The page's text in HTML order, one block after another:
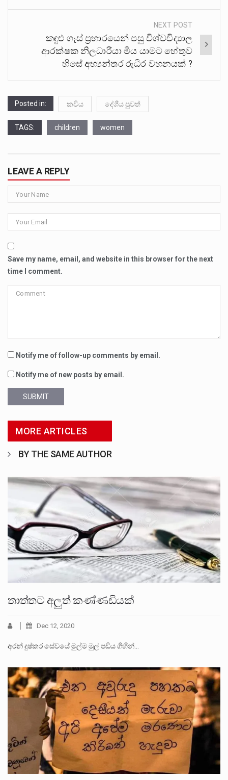
NEXT POST
කඳුළු ගෑස් ප්‍රහාරයෙන් පසු විශ්වවිද්‍යාල
ආරක්ෂක නිලධාරියා මිය යාමට හේතුව
හිසේ අභ්‍යන්තර රුධිර වහනයක් ?
Posted in: කවිය දේශීය පුවත්
TAGS: children women
LEAVE A REPLY
Save my name, email, and website in this browser for the next
time I comment.
Notify me of follow-up comments by email.
Notify me of new posts by email.
SUBMIT
MORE ARTICLES
BY THE SAME AUTHOR
තාත්තට අලුත් කණ්ණඩියක්
Dec 12, 2020
අරන් දුෂ්කර සේවයේ මුල්ම මුල් පඩිය ගිහින්…